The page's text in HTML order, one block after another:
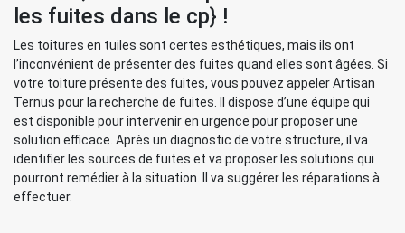
les fuites dans le cp} !
Les toitures en tuiles sont certes esthétiques, mais ils ont
l’inconvénient de présenter des fuites quand elles sont âgées. Si
votre toiture présente des fuites, vous pouvez appeler Artisan
Ternus pour la recherche de fuites. Il dispose d’une équipe qui
est disponible pour intervenir en urgence pour proposer une
solution efficace. Après un diagnostic de votre structure, il va
identifier les sources de fuites et va proposer les solutions qui
pourront remédier à la situation. Il va suggérer les réparations à
effectuer.